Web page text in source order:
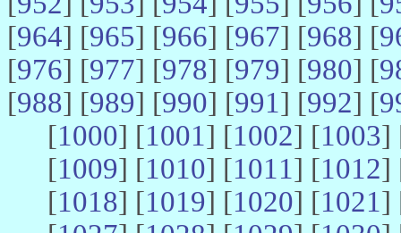
[964] [965] [966] [967] [968] [
[976] [977] [978] [979] [980] [
[988] [989] [990] [991] [992] [
[1000] [1001] [1002] [1003]
[1009] [1010] [1011] [1012]
[1018] [1019] [1020] [1021]